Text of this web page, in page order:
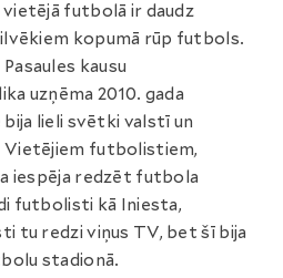
vietējā futbolā ir daudz
kopumā rūp futbols.
kausu
uzņēma 2010. gada
lieli svētki valstī un
Vietējiem futbolistiem,
iespēja redzēt futbola
futbolisti kā Iniesta,
tu redzi viņus TV, bet šī bija
stadionā.